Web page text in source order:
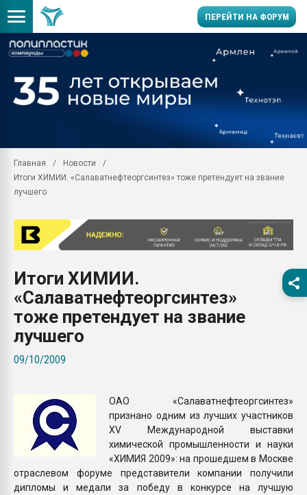
ПЕРЕЙТИ НА ФОРУМ
производство SPC
заводу пластмасс"
28.07.2026
первый план в
28.07.2026
ситуацией на
Всё, что касается
Главная
Новости
Итоги ХИМИИ. «Салаватнефтеоргсинтез» тоже претендует на звание
лучшего
Итоги ХИМИИ.
«Салаватнефтеоргсинтез»
тоже претендует на звание
лучшего
09/10/2009
ОАО «Салаватнефтеоргсинтез»
признано одним из лучших участников
XV Международной выставки
химической промышленности и науки
«ХИМИЯ 2009»: на прошедшем в Москве
отраслевом форуме представители компании получили
дипломы и медали за победу в конкурсе на лучшую